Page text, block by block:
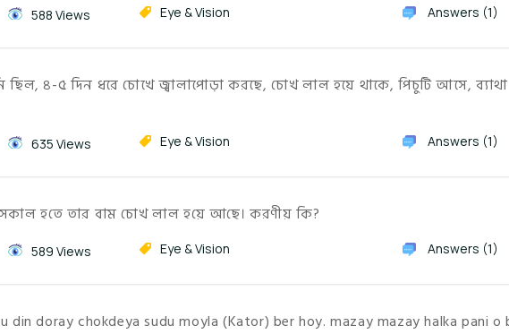
588 Views Eye & Vision Answers (1)
৪-৫ দিন ধরে চোখে জ্বালাপোড়া করছে, চোখ লাল হয়ে থাকে, পিচুটি আসে,
635 Views Eye & Vision Answers (1)
হ‌তে তার বাম চোখ লাল হ‌য়ে আ‌ছে। করণীয় কি?
589 Views Eye & Vision Answers (1)
din doray chokdeya sudu moyla (Kator) ber hoy. mazay mazay halka pani o